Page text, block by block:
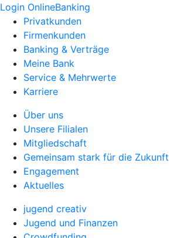
Login OnlineBanking
Privatkunden
Firmenkunden
Banking & Verträge
Meine Bank
Service & Mehrwerte
Karriere
Über uns
Unsere Filialen
Mitgliedschaft
Gemeinsam stark für die Zukunft
Engagement
Aktuelles
jugend creativ
Jugend und Finanzen